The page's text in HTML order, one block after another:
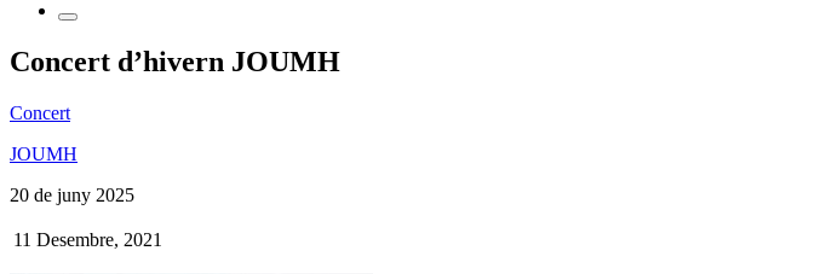
Concert d’hivern JOUMH
Concert
JOUMH
20 de juny 2025
11 Desembre, 2021